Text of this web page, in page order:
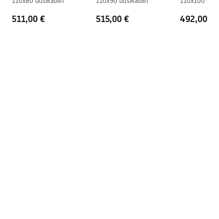
511,00 € 515,00 € 492,00 €